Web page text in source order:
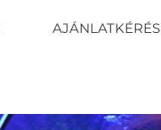
AJÁNLATKÉRÉS